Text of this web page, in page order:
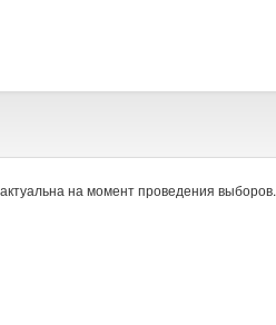
на момент проведения выборов.